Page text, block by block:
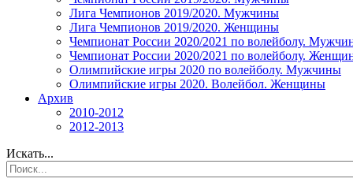
Лига Чемпионов 2019/2020. Мужчины
Лига Чемпионов 2019/2020. Женщины
Чемпионат России 2020/2021 по волейболу.
Чемпионат России 2020/2021 по волейболу.
Олимпийские игры 2020 по волейболу. Мужчины
Олимпийские игры 2020. Волейбол. Женщины
Архив
2010-2012
2012-2013
Искать...